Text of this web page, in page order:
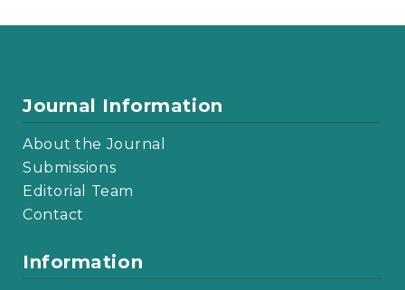
Journal Information
About the Journal
Submissions
Editorial Team
Contact
Information